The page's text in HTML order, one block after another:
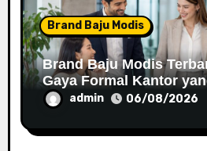
Brand Baju Modis
Brand Baju Modis
Gaya Formal Kantor
Fashionable
admin 06/08/2026